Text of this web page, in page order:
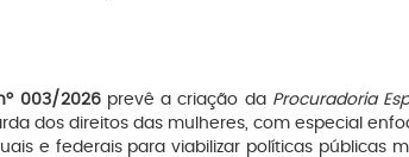
003/2026prevê a criação da Procuradoria
dos direitos das mulheres, com especial
e federais para viabilizar políticas públicas